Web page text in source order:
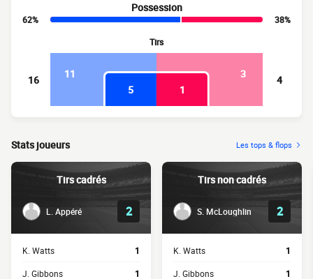
Possession
62%
38%
Tirs
16 11
3
5
1
4
Stats joueurs Les tops & flops
Tirs cadrés
L. Appéré 2
K. Watts 1
J. Gibbons 1
Tirs non cadrés
S. McLoughlin 2
K. Watts 1
J. Gibbons 1